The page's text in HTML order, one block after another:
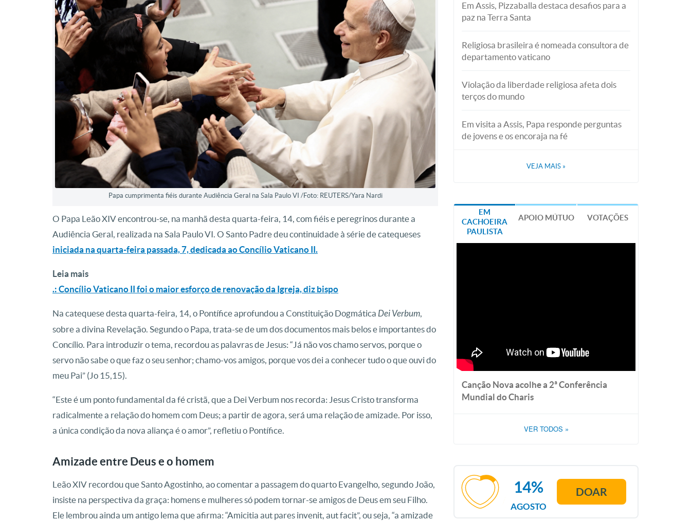
Papa cumprimenta fiéis durante Audiência Geral na Sala Paulo VI /Foto: REUTERS/Yara Nardi
O Papa Leão XIV encontrou-se, na manhã desta quarta-feira, 14, com fiéis e peregrinos durante a
Audiência Geral, realizada na Sala Paulo VI. O Santo Padre deu continuidade à série de catequeses
iniciada na quarta-feira passada, 7, dedicada ao Concílio Vaticano II.
Leia mais
.: Concílio Vaticano II foi o maior esforço de renovação da Igreja, diz bispo
Na catequese desta quarta-feira, 14, o Pontífice aprofundou a Constituição Dogmática Dei Verbum,
sobre a divina Revelação. Segundo o Papa, trata-se de um dos documentos mais belos e importantes do
Concílio. Para introduzir o tema, recordou as palavras de Jesus: “Já não vos chamo servos, porque o
servo não sabe o que faz o seu senhor; chamo-vos amigos, porque vos dei a conhecer tudo o que ouvi do
meu Pai” (Jo 15,15).
“Este é um ponto fundamental da fé cristã, que a Dei Verbum nos recorda: Jesus Cristo transforma
radicalmente a relação do homem com Deus; a partir de agora, será uma relação de amizade. Por isso,
a única condição da nova aliança é o amor”, refletiu o Pontífice.
Amizade entre Deus e o homem
Leão XIV recordou que Santo Agostinho, ao comentar a passagem do quarto Evangelho, segundo João,
insiste na perspectiva da graça: homens e mulheres só podem tornar-se amigos de Deus em seu Filho.
Ele lembrou ainda um antigo lema que afirma: “Amicitia aut pares invenit, aut facit”, ou seja, “a amizade
Em Assis, Pizzaballa destaca desafios para a
paz na Terra Santa
Religiosa brasileira é nomeada consultora de
departamento vaticano
Violação da liberdade religiosa afeta dois
terços do mundo
Em visita a Assis, Papa responde perguntas
de jovens e os encoraja na fé
VEJA MAIS »
EM
CACHOEIRA
PAULISTA
APOIO MÚTUO VOTAÇÕES
Canção Nova acolhe a 2ª Conferência
Mundial do Charis
VER TODOS »
AGOSTO
14% DOAR